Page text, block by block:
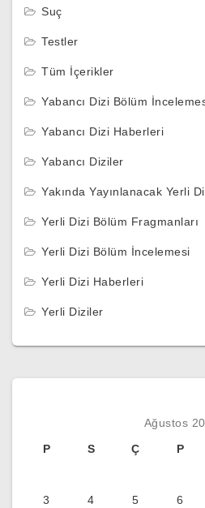
Suç
Testler
Tüm İçerikler
Yabancı Dizi Bölüm
Yabancı Dizi Haberleri
Yabancı Diziler
Yakında Yayınlanacak Yerli
Yerli Dizi Bölüm Fragmanları
Yerli Dizi Bölüm İncelemesi
Yerli Dizi Haberleri
Yerli Diziler
Ağustos
P
S Ç P
3 4 5 6